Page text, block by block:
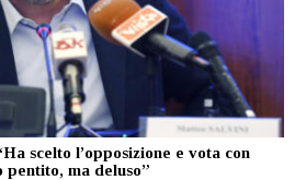
scelto l’opposizione e vota con
pentito, ma deluso”